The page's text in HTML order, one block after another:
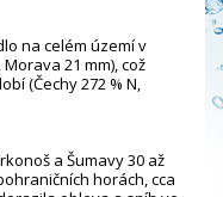
na celém území v
21 mm), což
(Čechy 272 % N,
a Šumavy 30 až
horách, cca